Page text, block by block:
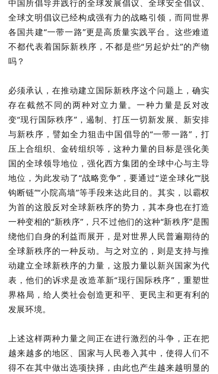
中国所倡导并践行的全球发展倡议、全球安全倡议、
全球文明倡议已经构成强有力的战略引领，而同世界
各国共建“一带一路”更是高质量实践平台。这些难道
不都代表着国际新秩序，不都是些“另起炉灶”的产物
吗？
必须承认，在推动建立国际新秩序这个问题上，确实
存在截然不同的两种对立力量。一种力量是反对改
变“现行国际秩序”，遏制、打压一切新发展、新安排
与新秩序，譬如全力狙击中国倡导的“一带一路”，打
压上合组织、金砖组织等，这种力量的目标是强化美
国的全球领导地位，强化西方集团的全球中心与主导
地位，为此发动了“战略竞争”，要通过“逆全球化”“脱
钩断链”“小院高墙”等手段来达此目的。其实，以霸权
为首的这股反对全球新秩序的势力，其本身也在打造
一种变相的“新秩序”，只不过他们的这种“新秩序”是围
绕他们自身的利益而展开，是对世界人民普遍期待的
全球新秩序的一种反动。与之对立的，则是支持与推
动建立全球新秩序的力量，这股力量以新兴国家为代
表，他们的诉求是改造革新“现行国际秩序”，重塑世
界格局，给人类社会创造更和平、更民主和更有利的
发展环境。
上述这样两种力量之间正在进行激烈的斗争，正在把
越来越多的地区、国家与人民卷入其中，使得人们不
得不在其中做出选项抉择，由此也产生越来越明显的